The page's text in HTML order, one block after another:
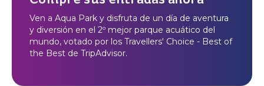
Ven a Aqua Park y disfruta de un día de aventura
y diversión en el 2º mejor parque acuático del
mundo, votado por los Travellers' Choice - Best of
the Best de TripAdvisor.